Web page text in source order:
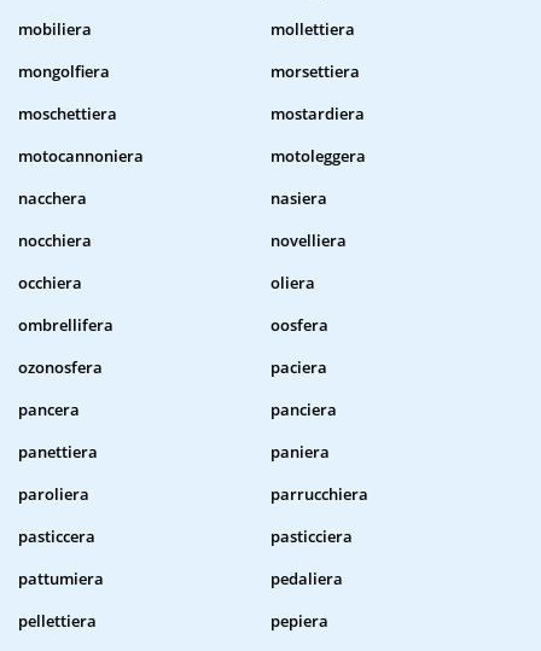
mobiliera
mollettiera
mongolfiera
morsettiera
moschettiera
mostardiera
motocannoniera
motoleggera
nacchera
nasiera
nocchiera
novelliera
occhiera
oliera
ombrellifera
oosfera
ozonosfera
paciera
pancera
panciera
panettiera
paniera
paroliera
parrucchiera
pasticcera
pasticciera
pattumiera
pedaliera
pellettiera
pepiera